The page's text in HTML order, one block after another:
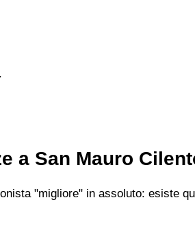
a San Mauro
"migliore" in assoluto: esiste